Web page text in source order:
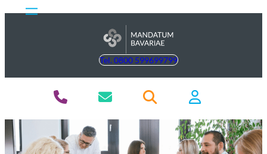
Tel. 0800 599699799